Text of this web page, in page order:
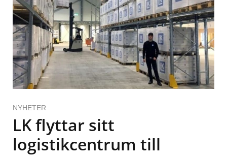
NYHETER
LK flyttar sitt
logistikcentrum till